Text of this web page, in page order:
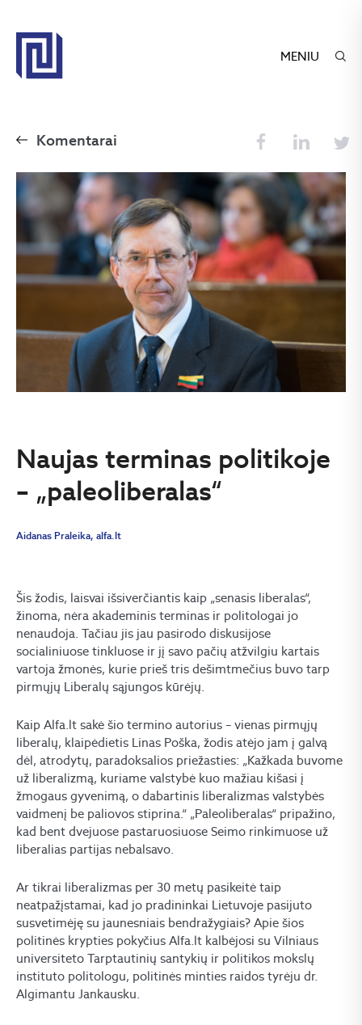
MENIU
Komentarai
Naujas terminas politikoje
– „paleoliberalas“
Aidanas Praleika, alfa.lt
Šis žodis, laisvai išsiverčiantis kaip „senasis liberalas“,
žinoma, nėra akademinis terminas ir politologai jo
nenaudoja. Tačiau jis jau pasirodo diskusijose
socialiniuose tinkluose ir jį savo pačių atžvilgiu kartais
vartoja žmonės, kurie prieš tris dešimtmečius buvo tarp
pirmųjų Liberalų sąjungos kūrėjų.
Kaip Alfa.lt sakė šio termino autorius – vienas pirmųjų
liberalų, klaipėdietis Linas Poška, žodis atėjo jam į galvą
dėl, atrodytų, paradoksalios priežasties: „Kažkada buvome
už liberalizmą, kuriame valstybė kuo mažiau kišasi į
žmogaus gyvenimą, o dabartinis liberalizmas valstybės
vaidmenį be paliovos stiprina.“ „Paleoliberalas“ pripažino,
kad bent dvejuose pastaruosiuose Seimo rinkimuose už
liberalias partijas nebalsavo.
Ar tikrai liberalizmas per 30 metų pasikeitė taip
neatpažįstamai, kad jo pradininkai Lietuvoje pasijuto
susvetimėję su jaunesniais bendražygiais? Apie šios
politinės krypties pokyčius Alfa.lt kalbėjosi su Vilniaus
universiteto Tarptautinių santykių ir politikos mokslų
instituto politologu, politinės minties raidos tyrėju dr.
Algimantu Jankausku.